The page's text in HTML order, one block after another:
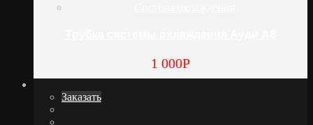
1 000Р
Заказать